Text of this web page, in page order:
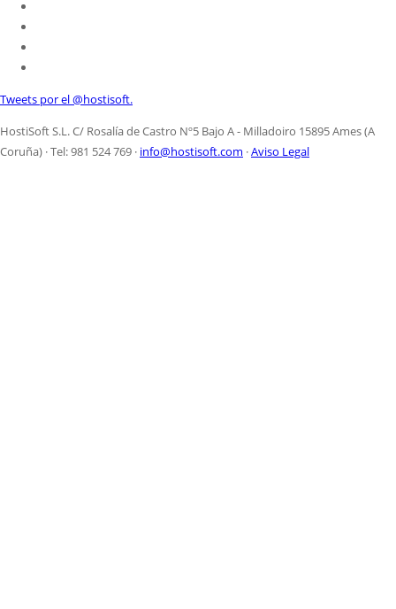
Tweets por el @hostisoft.
HostiSoft S.L. C/ Rosalía de Castro Nº5 Bajo A - Milladoiro 15895 Ames (A
Coruña) · Tel: 981 524 769 · info@hostisoft.com ·Aviso Legal